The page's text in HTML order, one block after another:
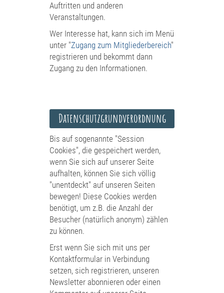
Auftritten und anderen
Veranstaltungen.
Wer Interesse hat, kann sich im Menü
unter "Zugang zum Mitgliederbereich"
registrieren und bekommt dann
Zugang zu den Informationen.
Datenschutzgrundverordnung
Bis auf sogenannte "Session
Cookies", die gespeichert werden,
wenn Sie sich auf unserer Seite
aufhalten, können Sie sich völlig
"unentdeckt" auf unseren Seiten
bewegen! Diese Cookies werden
benötigt, um z.B. die Anzahl der
Besucher (natürlich anonym) zählen
zu können.
Erst wenn Sie sich mit uns per
Kontaktformular in Verbindung
setzen, sich registrieren, unseren
Newsletter abonnieren oder einen